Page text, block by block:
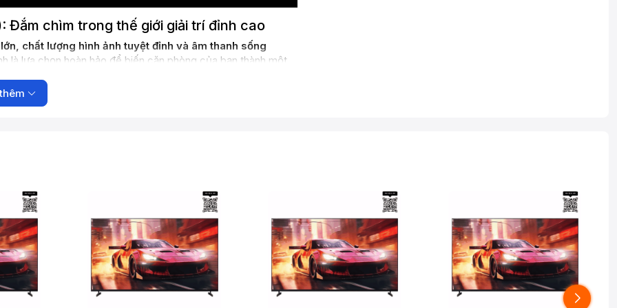
Đắm chìm trong thế giới giải trí đỉnh cao
chất lượng hình ảnh tuyệt đỉnh và âm thanh sống
là lựa chọn hoàn hảo để biến căn phòng của bạn thành một
thị hình ảnh sắc nét gấp 4 lần Full HD, chi tiết rõ ràng,
chất lượng hình ảnh từ mọi nguồn phát lên gần chuẩn 4K, cho
nhất.
rộng hơn, cho hình ảnh sống động, chân thực như cuộc
mờ nhòe, cho hình ảnh chuyển động mượt mà, đặc biệt là
và DTS Digital Surround mang đến âm thanh đa chiều, cho